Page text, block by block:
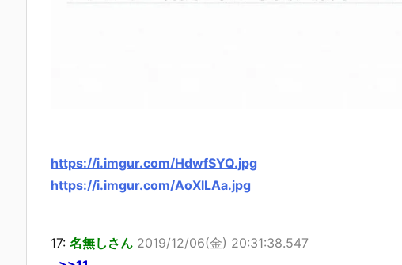
https://i.imgur.com/HdwfSYQ.jpg
https://i.imgur.com/AoXlLAa.jpg
17: 名無しさん 2019/12/06(金) 20:31:38.547